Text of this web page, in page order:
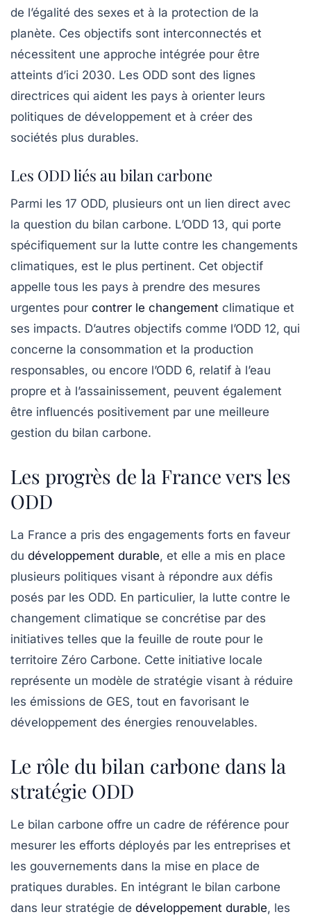
de l’égalité des sexes et à la protection de la
planète. Ces objectifs sont interconnectés et
nécessitent une approche intégrée pour être
atteints d’ici 2030. Les ODD sont des lignes
directrices qui aident les pays à orienter leurs
politiques de développement et à créer des
sociétés plus durables.
Les ODD liés au bilan carbone
Parmi les 17 ODD, plusieurs ont un lien direct avec
la question du bilan carbone. L’ODD 13, qui porte
spécifiquement sur la lutte contre les changements
climatiques, est le plus pertinent. Cet objectif
appelle tous les pays à prendre des mesures
urgentes pour contrer le changement climatique et
ses impacts. D’autres objectifs comme l’ODD 12, qui
concerne la consommation et la production
responsables, ou encore l’ODD 6, relatif à l’eau
propre et à l’assainissement, peuvent également
être influencés positivement par une meilleure
gestion du bilan carbone.
Les progrès de la France vers les
ODD
La France a pris des engagements forts en faveur
du développement durable, et elle a mis en place
plusieurs politiques visant à répondre aux défis
posés par les ODD. En particulier, la lutte contre le
changement climatique se concrétise par des
initiatives telles que la feuille de route pour le
territoire Zéro Carbone. Cette initiative locale
représente un modèle de stratégie visant à réduire
les émissions de GES, tout en favorisant le
développement des énergies renouvelables.
Le rôle du bilan carbone dans la
stratégie ODD
Le bilan carbone offre un cadre de référence pour
mesurer les efforts déployés par les entreprises et
les gouvernements dans la mise en place de
pratiques durables. En intégrant le bilan carbone
dans leur stratégie de développement durable, les